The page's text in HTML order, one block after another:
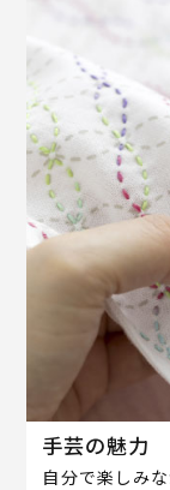
手芸の魅力
自分で楽しみ